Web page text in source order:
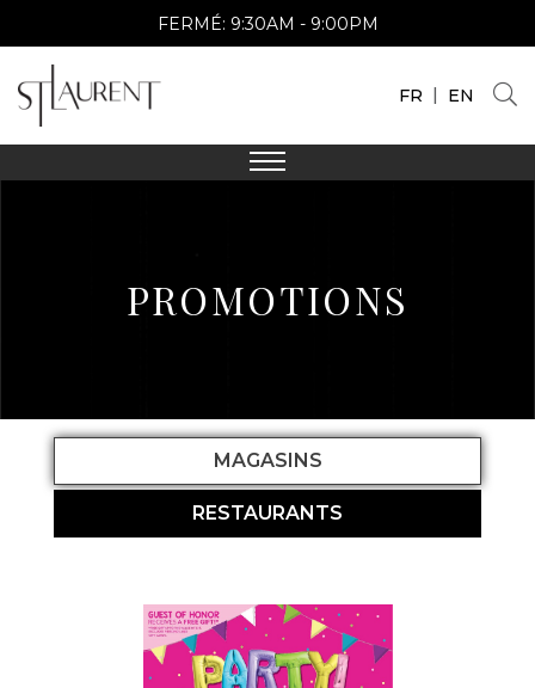
FERMÉ: 9:30AM - 9:00PM
FR EN
PROMOTIONS
MAGASINS
RESTAURANTS